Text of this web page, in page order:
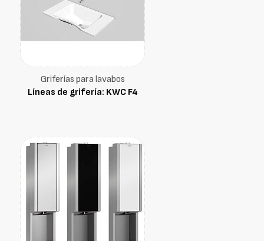
Griferías para lavabos
Líneas de grifería: KWC F4